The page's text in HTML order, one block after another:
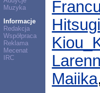
Muzyka
Informacje
Redakcja
Współpraca
Reklama
Mecenat
IRC
Larenn
Maiika